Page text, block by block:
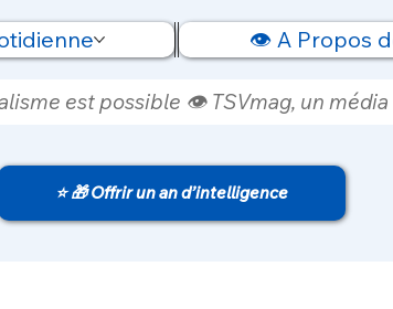
👁️ A Propos
est possible 👁️ TSVmag, un
⭐ 🎁 Offrir un an d’intelligence